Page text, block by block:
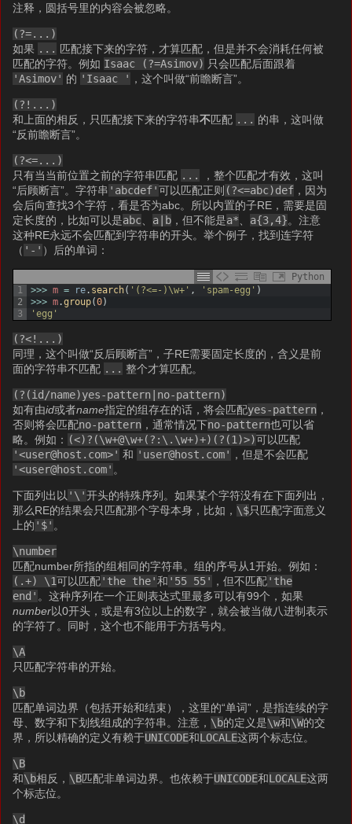
注释，圆括号里的内容会被忽略。
(?=...)
如果 ... 匹配接下来的字符，才算匹配，但是并不会消耗任何被
匹配的字符。例如 Isaac (?=Asimov) 只会匹配后面跟着
'Asimov' 的 'Isaac ' ，这个叫做“前瞻断言”。
(?!...)
和上面的相反，只匹配接下来的字符串不匹配 ... 的串，这叫做
“反前瞻断言”。
(?<=...)
只有当当前位置之前的字符串匹配 ...
，整个匹配才有效，这叫
“后顾断言”。字符串 'abcdef'可以匹配正则 (?<=abc)def ，因为
会后向查找3个字符，看是否为abc。所以内置的子RE，需要是固
定长度的，比如可以是abc a|b ，但不能是a* a{3,4}。注意
这种RE永远不会匹配到字符串的开头。举个例子，找到连字符
（ '-' ）后的单词：
Python
1
2
3
>>> m = re. search( '(?<=-)\w+' , 'spam-egg' )
>>> m.group(0)
'egg'
(?<!...)
同理，这个叫做“反后顾断言”，子RE需要固定长度的，含义是前
面的字符串不匹配 ... 整个才算匹配。
(?(id/name)yes-pattern|no-pattern)
如有由id或者name指定的组存在的话，将会匹配yes-pattern ，
否则将会匹配no-pattern ，通常情况下no-pattern也可以省
略。例如： (<)?(\w+@\w+(?:\.\w+)+)(?(1)>)可以匹配
'<user@host.com>' 和 'user@host.com' ，但是不会匹配
'<user@host.com' 。
下面列出以 '\'开头的特殊序列。如果某个字符没有在下面列出，
那么RE的结果会只匹配那个字母本身，比如， \$只匹配字面意义
上的 '$' 。
\number
匹配number所指的组相同的字符串。组的序号从1开始。例如：
(.+) \1可以匹配'the the'和 '55 55' ，但不匹配'the
end' 。这种序列在一个正则表达式里最多可以有99个，如果
number以0开头，或是有3位以上的数字，就会被当做八进制表示
的字符了。同时，这个也不能用于方括号内。
\A
只匹配字符串的开始。
\b
匹配单词边界（包括开始和结束），这里的“单词”，是指连续的字
母、数字和下划线组成的字符串。注意， \b的定义是\w和\W的交
界，所以精确的定义有赖于UNICODE和LOCALE这两个标志位。
\B
和\b相反， \B匹配非单词边界。也依赖于UNICODE和LOCALE这两
个标志位。
\d